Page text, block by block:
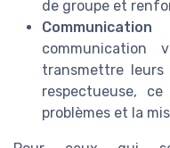
de groupe et
communication
transmettre leurs
respectueuse,
problèmes et la